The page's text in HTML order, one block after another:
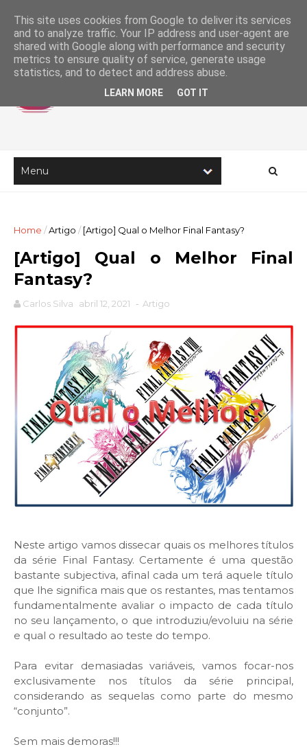
Home /Artigo / [Artigo] Qual o Melhor Final Fantasy?
[Artigo] Qual o Melhor Final
Fantasy?
Carlos Silva abril 12, 2021 - Artigo
Neste artigo vamos dissecar quais os melhores títulos
da série Final Fantasy. Certamente é uma questão
bastante subjectiva, afinal cada um terá aquele título
que lhe significa mais que os restantes, mas tentamos
fundamentalmente avaliar o impacto de cada título
no seu lançamento, o que introduziu/evoluiu na série
e qual o resultado ao teste do tempo.
Para evitar demasiadas variáveis, vamos focar-nos
exclusivamente nos títulos da série principal,
considerando as sequelas como parte do mesmo
“conjunto”.
Sem mais demoras!!!
This site uses cookies from Google to deliver its services
and to analyze traffic. Your IP address and user-agent are
shared with Google along with performance and security
metrics to ensure quality of service, generate usage
statistics, and to detect and address abuse.
LEARN MORE GOT IT